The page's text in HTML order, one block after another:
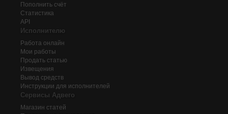
Пополнить счёт
Статистика
API
Исполнителю
Работа онлайн
Мои работы
Продать статью
Извещения
Вывод средств
Инструкции для исполнителей
Сервисы Адвего
Магазин статей